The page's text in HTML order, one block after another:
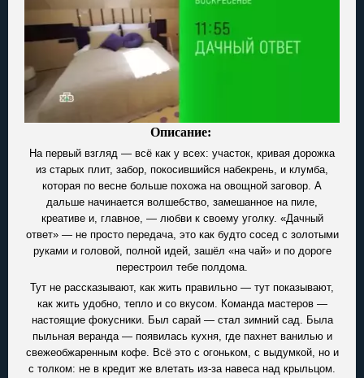
Описание:
На первый взгляд — всё как у всех: участок, кривая дорожка
из старых плит, забор, покосившийся набекрень, и клумба,
которая по весне больше похожа на овощной заговор. А
дальше начинается волшебство, замешанное на пиле,
креативе и, главное, — любви к своему уголку. «Дачный
ответ» — не просто передача, это как будто сосед с золотыми
руками и головой, полной идей, зашёл «на чай» и по дороге
перестроил тебе полдома.
Тут не рассказывают, как жить правильно — тут показывают,
как жить удобно, тепло и со вкусом. Команда мастеров —
настоящие фокусники. Был сарай — стал зимний сад. Была
пыльная веранда — появилась кухня, где пахнет ванилью и
свежеобжаренным кофе. Всё это с огоньком, с выдумкой, но и
с толком: не в кредит же влетать из-за навеса над крыльцом.